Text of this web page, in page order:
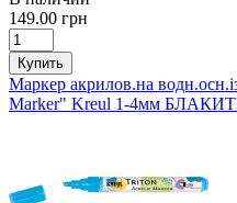
149.00 грн
Купить
Маркер акрилов.на
Marker" Kreul 1-4мм